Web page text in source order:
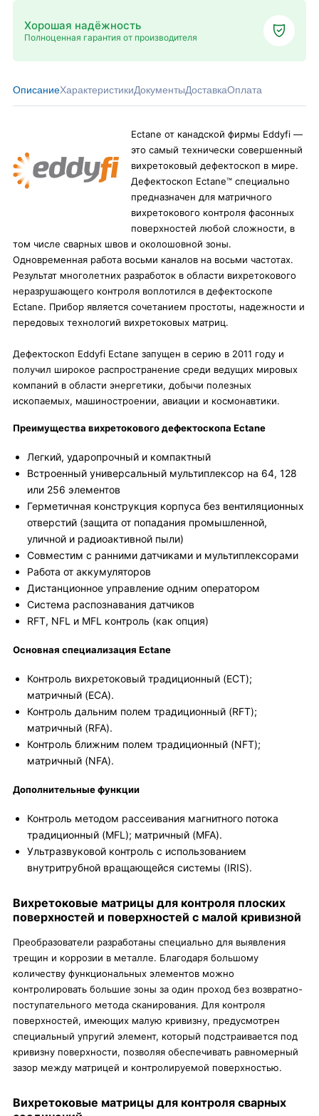
Хорошая надёжность
Полноценная гарантия от производителя
ОписаниеХарактеристикиДокументыДоставкаОплата
Ectane от канадской фирмы Eddyfi —
это самый технически совершенный
вихретоковый дефектоскоп в мире.
Дефектоскоп Ectane™ специально
предназначен для матричного
вихретокового контроля фасонных
поверхностей любой сложности, в
том числе сварных швов и околошовной зоны.
Одновременная работа восьми каналов на восьми частотах.
Результат многолетних разработок в области вихретокового
неразрушающего контроля воплотился в дефектоскопе
Ectane. Прибор является сочетанием простоты, надежности и
передовых технологий вихретоковых матриц.
Дефектоскоп Eddyfi Ectane запущен в серию в 2011 году и
получил широкое распространение среди ведущих мировых
компаний в области энергетики, добычи полезных
ископаемых, машиностроении, авиации и космонавтики.
Преимущества вихретокового дефектоскопа Ectane
Легкий, ударопрочный и компактный
Встроенный универсальный мультиплексор на 64, 128
или 256 элементов
Герметичная конструкция корпуса без вентиляционных
отверстий (защита от попадания промышленной,
уличной и радиоактивной пыли)
Совместим с ранними датчиками и мультиплексорами
Работа от аккумуляторов
Дистанционное управление одним оператором
Система распознавания датчиков
RFT, NFL и MFL контроль (как опция)
Основная специализация Ectane
Контроль вихретоковый традиционный (ECT);
матричный (ECA).
Контроль дальним полем традиционный (RFT);
матричный (RFA).
Контроль ближним полем традиционный (NFT);
матричный (NFA).
Дополнительные функции
Контроль методом рассеивания магнитного потока
традиционный (MFL); матричный (MFA).
Ультразвуковой контроль с использованием
внутритрубной вращающейся системы (IRIS).
Вихретоковые матрицы для контроля плоских
поверхностей и поверхностей с малой кривизной
Преобразователи разработаны специально для выявления
трещин и коррозии в металле. Благодаря большому
количеству функциональных элементов можно
контролировать большие зоны за один проход без возвратно-
поступательного метода сканирования. Для контроля
поверхностей, имеющих малую кривизну, предусмотрен
специальный упругий элемент, который подстраивается под
кривизну поверхности, позволяя обеспечивать равномерный
зазор между матрицей и контролируемой поверхностью.
Вихретоковые матрицы для контроля сварных